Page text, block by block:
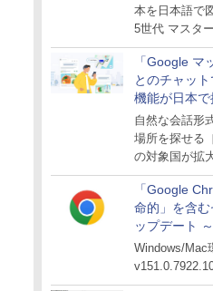
本を日本語で
5世代 マスタ
「Google マ
とのチャッ
機能が日本
自然な会話形
場所を探せる
の対象国が拡
「Google
命的」を含
ップデート
対処
Windows/Mac